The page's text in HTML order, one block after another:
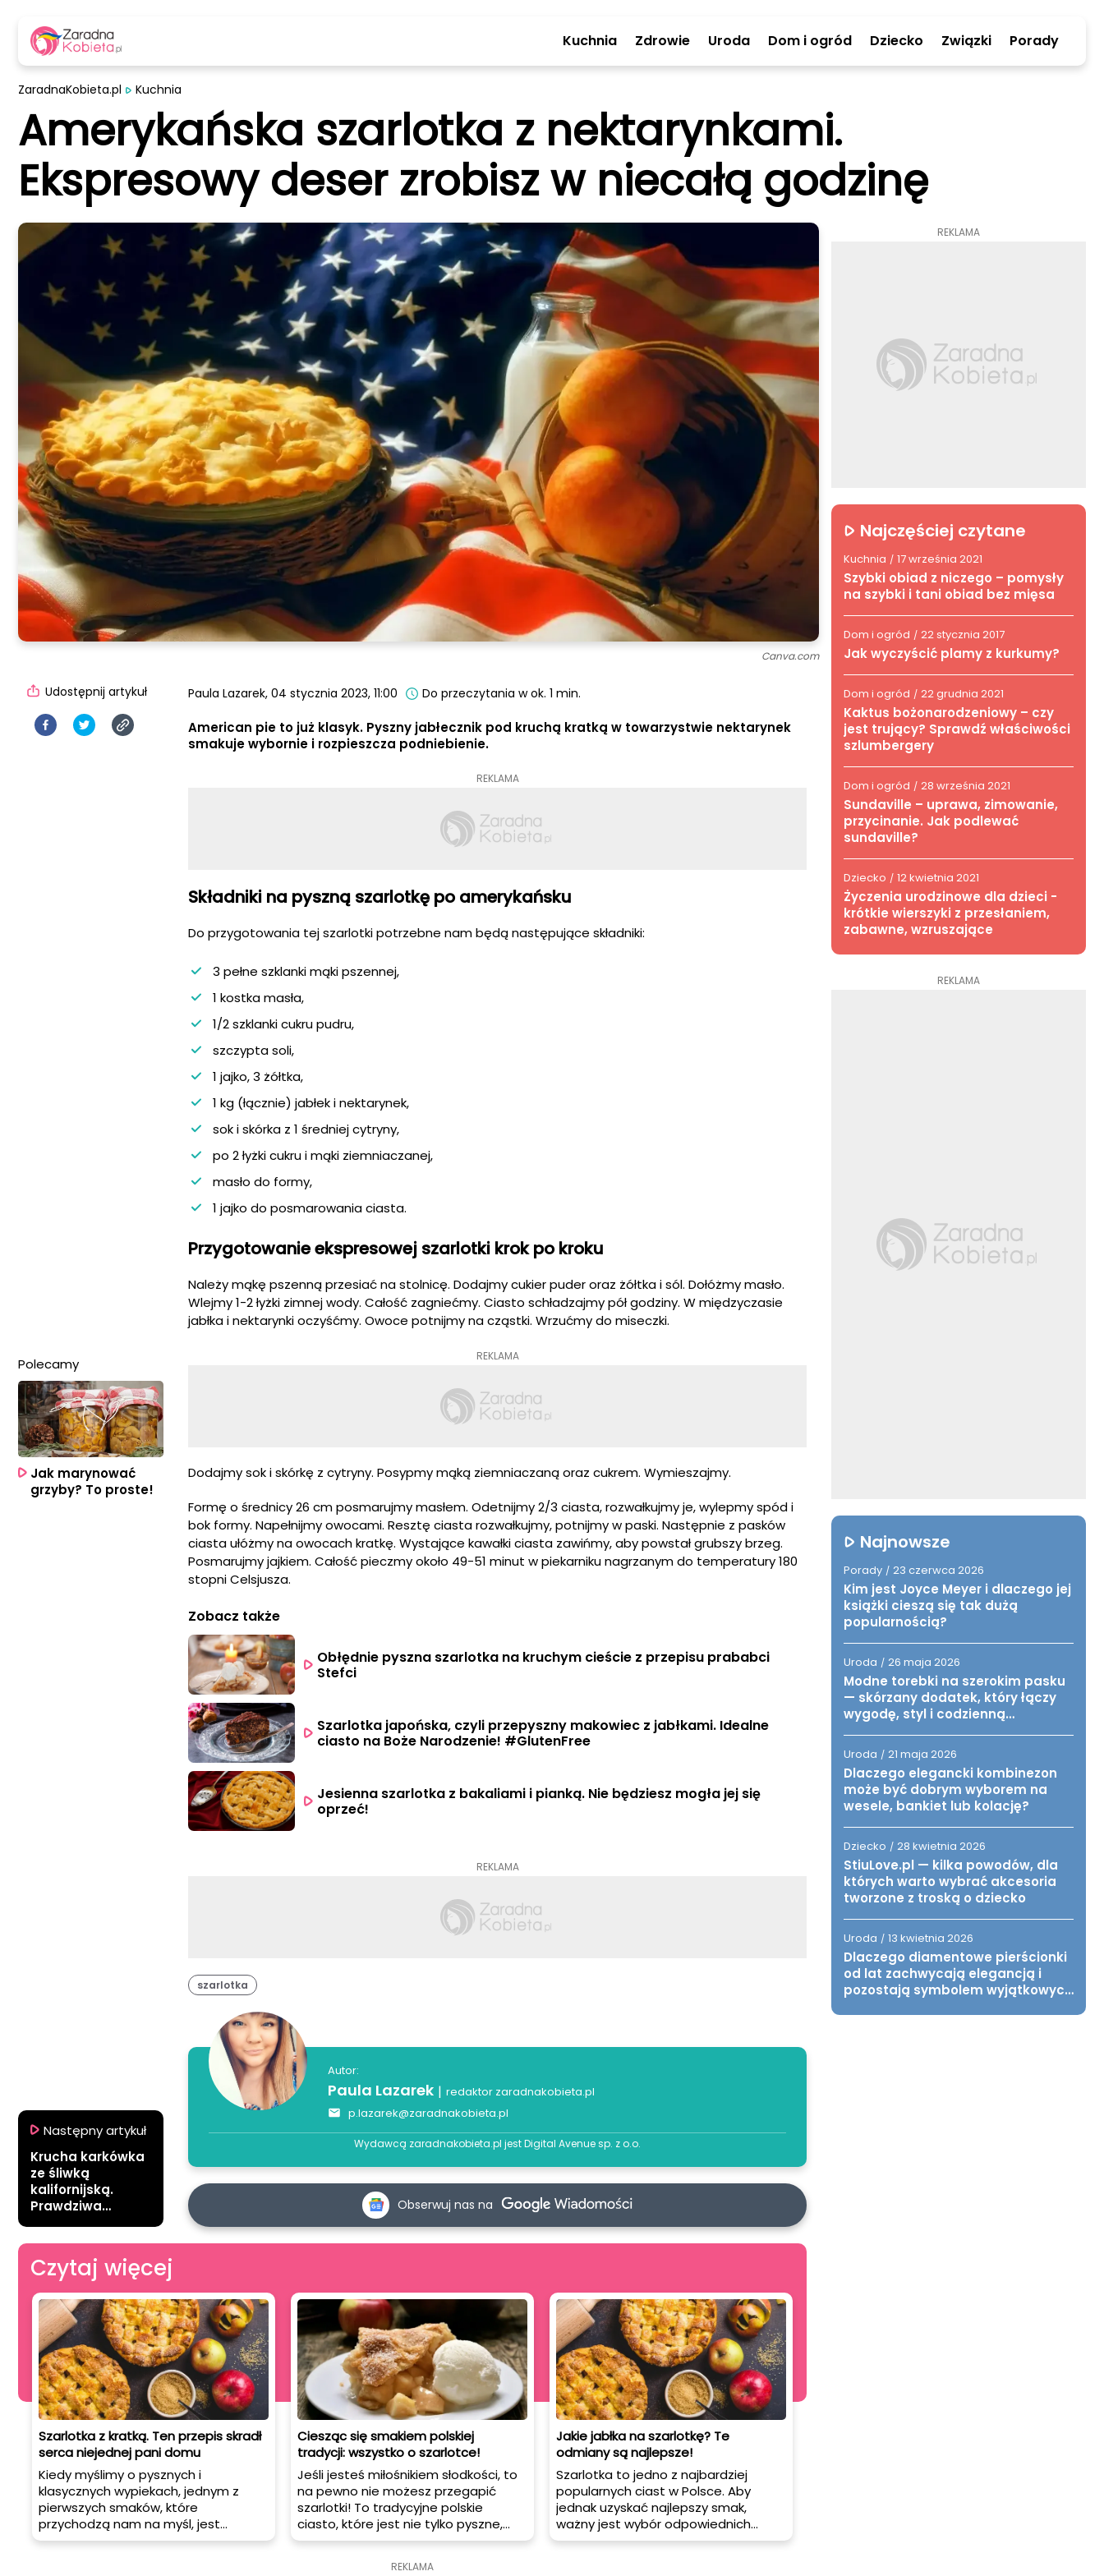
Kuchnia Zdrowie Uroda Dom i ogród Dziecko Związki Porady
Canva.com
ZaradnaKobieta.pl Kuchnia
Amerykańska szarlotka z nektarynkami.
Ekspresowy deser zrobisz w niecałą godzinę
Paula Lazarek, 04 stycznia 2023, 11:00 Do przeczytania w ok. 1 min.
American pie to już klasyk. Pyszny jabłecznik pod kruchą kratką w towarzystwie nektarynek
smakuje wybornie i rozpieszcza podniebienie.
REKLAMA
Składniki na pyszną szarlotkę po amerykańsku
Do przygotowania tej szarlotki potrzebne nam będą następujące składniki:
3 pełne szklanki mąki pszennej,
1 kostka masła,
1/2 szklanki cukru pudru,
szczypta soli,
1 jajko, 3 żółtka,
1 kg (łącznie) jabłek i nektarynek,
sok i skórka z 1 średniej cytryny,
po 2 łyżki cukru i mąki ziemniaczanej,
masło do formy,
1 jajko do posmarowania ciasta.
Przygotowanie ekspresowej szarlotki krok po kroku
Należy mąkę pszenną przesiać na stolnicę. Dodajmy cukier puder oraz żółtka i sól. Dołóżmy masło.
Wlejmy 1-2 łyżki zimnej wody. Całość zagniećmy. Ciasto schładzajmy pół godziny. W międzyczasie
jabłka i nektarynki oczyśćmy. Owoce potnijmy na cząstki. Wrzućmy do miseczki.
REKLAMA
Dodajmy sok i skórkę z cytryny. Posypmy mąką ziemniaczaną oraz cukrem. Wymieszajmy.
Formę o średnicy 26 cm posmarujmy masłem. Odetnijmy 2/3 ciasta, rozwałkujmy je, wylepmy spód i
bok formy. Napełnijmy owocami. Resztę ciasta rozwałkujmy, potnijmy w paski. Następnie z pasków
ciasta ułóżmy na owocach kratkę. Wystające kawałki ciasta zawińmy, aby powstał grubszy brzeg.
Posmarujmy jajkiem. Całość pieczmy około 49-51 minut w piekarniku nagrzanym do temperatury 180
stopni Celsjusza.
Zobacz także
Obłędnie pyszna szarlotka na kruchym cieście z przepisu prababci
Stefci
Szarlotka japońska, czyli przepyszny makowiec z jabłkami. Idealne
ciasto na Boże Narodzenie! #GlutenFree
Jesienna szarlotka z bakaliami i pianką. Nie będziesz mogła jej się
oprzeć!
REKLAMA
szarlotka
Autor:
Paula Lazarek | redaktor zaradnakobieta.pl
p.lazarek@zaradnakobieta.pl
Wydawcą zaradnakobieta.pl jestDigital Avenue sp. z o.o.
Obserwuj nas na
Udostępnij artykuł
Polecamy
Jak marynować
grzyby? To proste!
Następny artykuł
Krucha karkówka
ze śliwką
kalifornijską.
Prawdziwa
Czytaj więcej
Szarlotka z kratką. Ten przepis skradł
serca niejednej pani domu
Kiedy myślimy o pysznych i
klasycznych wypiekach, jednym z
pierwszych smaków, które
przychodzą nam na myśl, jest
szarlotka. Prosty w przygotowaniu, a
Ciesząc się smakiem polskiej
tradycji: wszystko o szarlotce!
Jeśli jesteś miłośnikiem słodkości, to
na pewno nie możesz przegapić
szarlotki! To tradycyjne polskie
ciasto, które jest nie tylko pyszne,
ale także ma wiele właściwości
Jakie jabłka na szarlotkę? Te
odmiany są najlepsze!
Szarlotka to jedno z najbardziej
popularnych ciast w Polsce. Aby
jednak uzyskać najlepszy smak,
ważny jest wybór odpowiednich
jabłek. W tym artykule dowiesz się,
REKLAMA
REKLAMA
Najczęściej czytane
Kuchnia / 17 września 2021
Szybki obiad z niczego – pomysły
na szybki i tani obiad bez mięsa
Dom i ogród / 22 stycznia 2017
Jak wyczyścić plamy z kurkumy?
Dom i ogród / 22 grudnia 2021
Kaktus bożonarodzeniowy – czy
jest trujący? Sprawdź właściwości
szlumbergery
Dom i ogród / 28 września 2021
Sundaville – uprawa, zimowanie,
przycinanie. Jak podlewać
sundaville?
Dziecko / 12 kwietnia 2021
Życzenia urodzinowe dla dzieci -
krótkie wierszyki z przesłaniem,
zabawne, wzruszające
REKLAMA
Najnowsze
Porady / 23 czerwca 2026
Kim jest Joyce Meyer i dlaczego jej
książki cieszą się tak dużą
popularnością?
Uroda / 26 maja 2026
Modne torebki na szerokim pasku
— skórzany dodatek, który łączy
wygodę, styl i codzienną
Uroda / 21 maja 2026
Dlaczego elegancki kombinezon
może być dobrym wyborem na
wesele, bankiet lub kolację?
Dziecko / 28 kwietnia 2026
StiuLove.pl — kilka powodów, dla
których warto wybrać akcesoria
tworzone z troską o dziecko
Uroda / 13 kwietnia 2026
Dlaczego diamentowe pierścionki
od lat zachwycają elegancją i
pozostają symbolem wyjątkowych